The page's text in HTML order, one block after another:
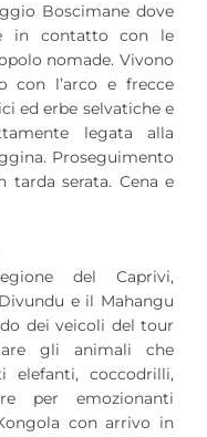
Boscimane dove
in contatto con le
nomade. Vivono
con l’arco e frecce
ed erbe selvatiche e
legata alla
Proseguimento
serata. Cena e
del Caprivi,
e il Mahangu
dei veicoli del tour
gli animali che
elefanti, coccodrilli,
per emozionanti
con arrivo in